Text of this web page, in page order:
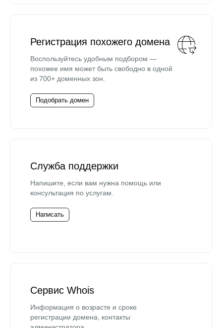
Регистрация похожего домена
Воспользуйтесь удобным подбором —
похожее имя может быть свободно в одной
из 700+ доменных зон.
Подобрать домен
Служба поддержки
Напишите, если вам нужна помощь или
консультация по услугам.
Написать
Сервис Whois
Информация о возрасте и сроке
регистрации домена, контакты